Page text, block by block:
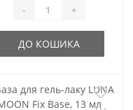
- +
ДО КОШИКА